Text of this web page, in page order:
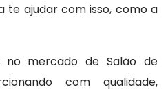
te ajudar com isso, como a
no mercado de Salão de
com qualidade,